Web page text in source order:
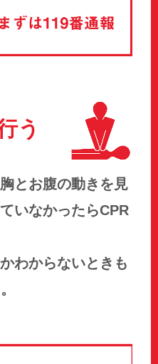
う
とお腹の動きを見
いなかったらCPR
わからないときも